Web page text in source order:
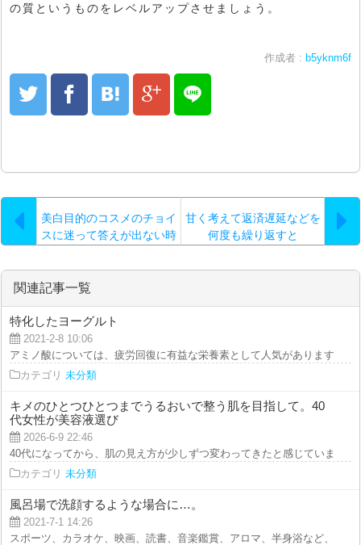
の質というものをレベルアップさせましょう。
作成者 : b5yknm6f
美白目的のコスメのチョイ
スに迷って答えが出ない時
甘く考えて返済遅延などを
何度も繰り返すと
関連記事一覧
特化したヨーグルト
2021-2-8 10:06
アミノ酸については、疲労回復に有益な栄養素として人気があります。全
カテゴリ 未分類
キメのひとつひとつまでうるおいで整う肌を目指して。40
代女性が美容液選び
2026-6-9 22:46
40代になってから、肌の見え方が少しずつ変わってきたと感じています。
カテゴリ 未分類
風呂場で洗顔するような場合に…。
2021-7-1 14:26
スポーツ、カラオケ、映画、読書、音楽鑑賞、アロマ、半身浴など、個々